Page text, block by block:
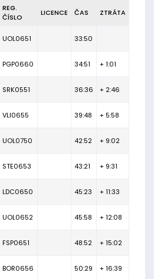
REG.
ČÍSLO
LICENCE ČAS ZTRÁTA
UOL0651 33:50
PGP0660 34:51 + 1:01
SRK0551 36:36 + 2:46
VLI0655 39:48 + 5:58
UOL0750 42:52 + 9:02
STE0653 43:21 + 9:31
LDC0650 45:23 + 11:33
UOL0652 45:58 + 12:08
FSP0651 48:52 + 15:02
BOR0656 50:29 + 16:39